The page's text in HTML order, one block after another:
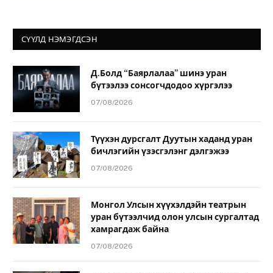
СҮҮЛД НЭМЭГДСЭН
Д.Болд “Баярлалаа” шинэ уран
бүтээлээ сонсогчдодоо хүргэлээ
07/08/2026
Түүхэн дурсгалт Дуутын хаданд уран
бичлэгийн үзэсгэлэнг дэлгэжээ
07/08/2026
Монгол Улсын хүүхэлдэйн театрын
уран бүтээлчид олон улсын сургалтад
хамрагдаж байна
07/08/2026